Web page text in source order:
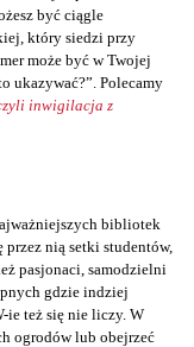
być ciągle
który siedzi przy
może być w Twojej
ukazywać?”. Polecamy
inwigilacja z
bibliotek
nią setki studentów,
pasjonaci, samodzielni
gdzie indziej
ie też się nie liczy. W
ogrodów lub obejrzeć